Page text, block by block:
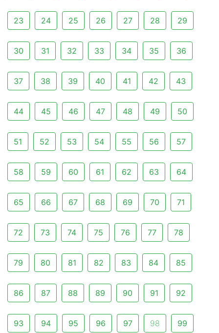
23 24 25 26 27 28 29
30 31 32 33 34 35 36
37 38 39 40 41 42 43
44 45 46 47 48 49 50
51 52 53 54 55 56 57
58 59 60 61 62 63 64
65 66 67 68 69 70 71
72 73 74 75 76 77 78
79 80 81 82 83 84 85
86 87 88 89 90 91 92
93 94 95 96 97 98 99